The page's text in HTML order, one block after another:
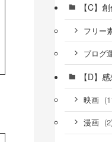
【C】
フリー
ブログ
【D】
映画
漫画